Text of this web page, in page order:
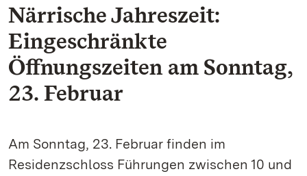
Närrische Jahreszeit:
Eingeschränkte
Öffnungszeiten am Sonntag,
23. Februar
Am Sonntag, 23. Februar finden im
Residenzschloss Führungen zwischen 10 und